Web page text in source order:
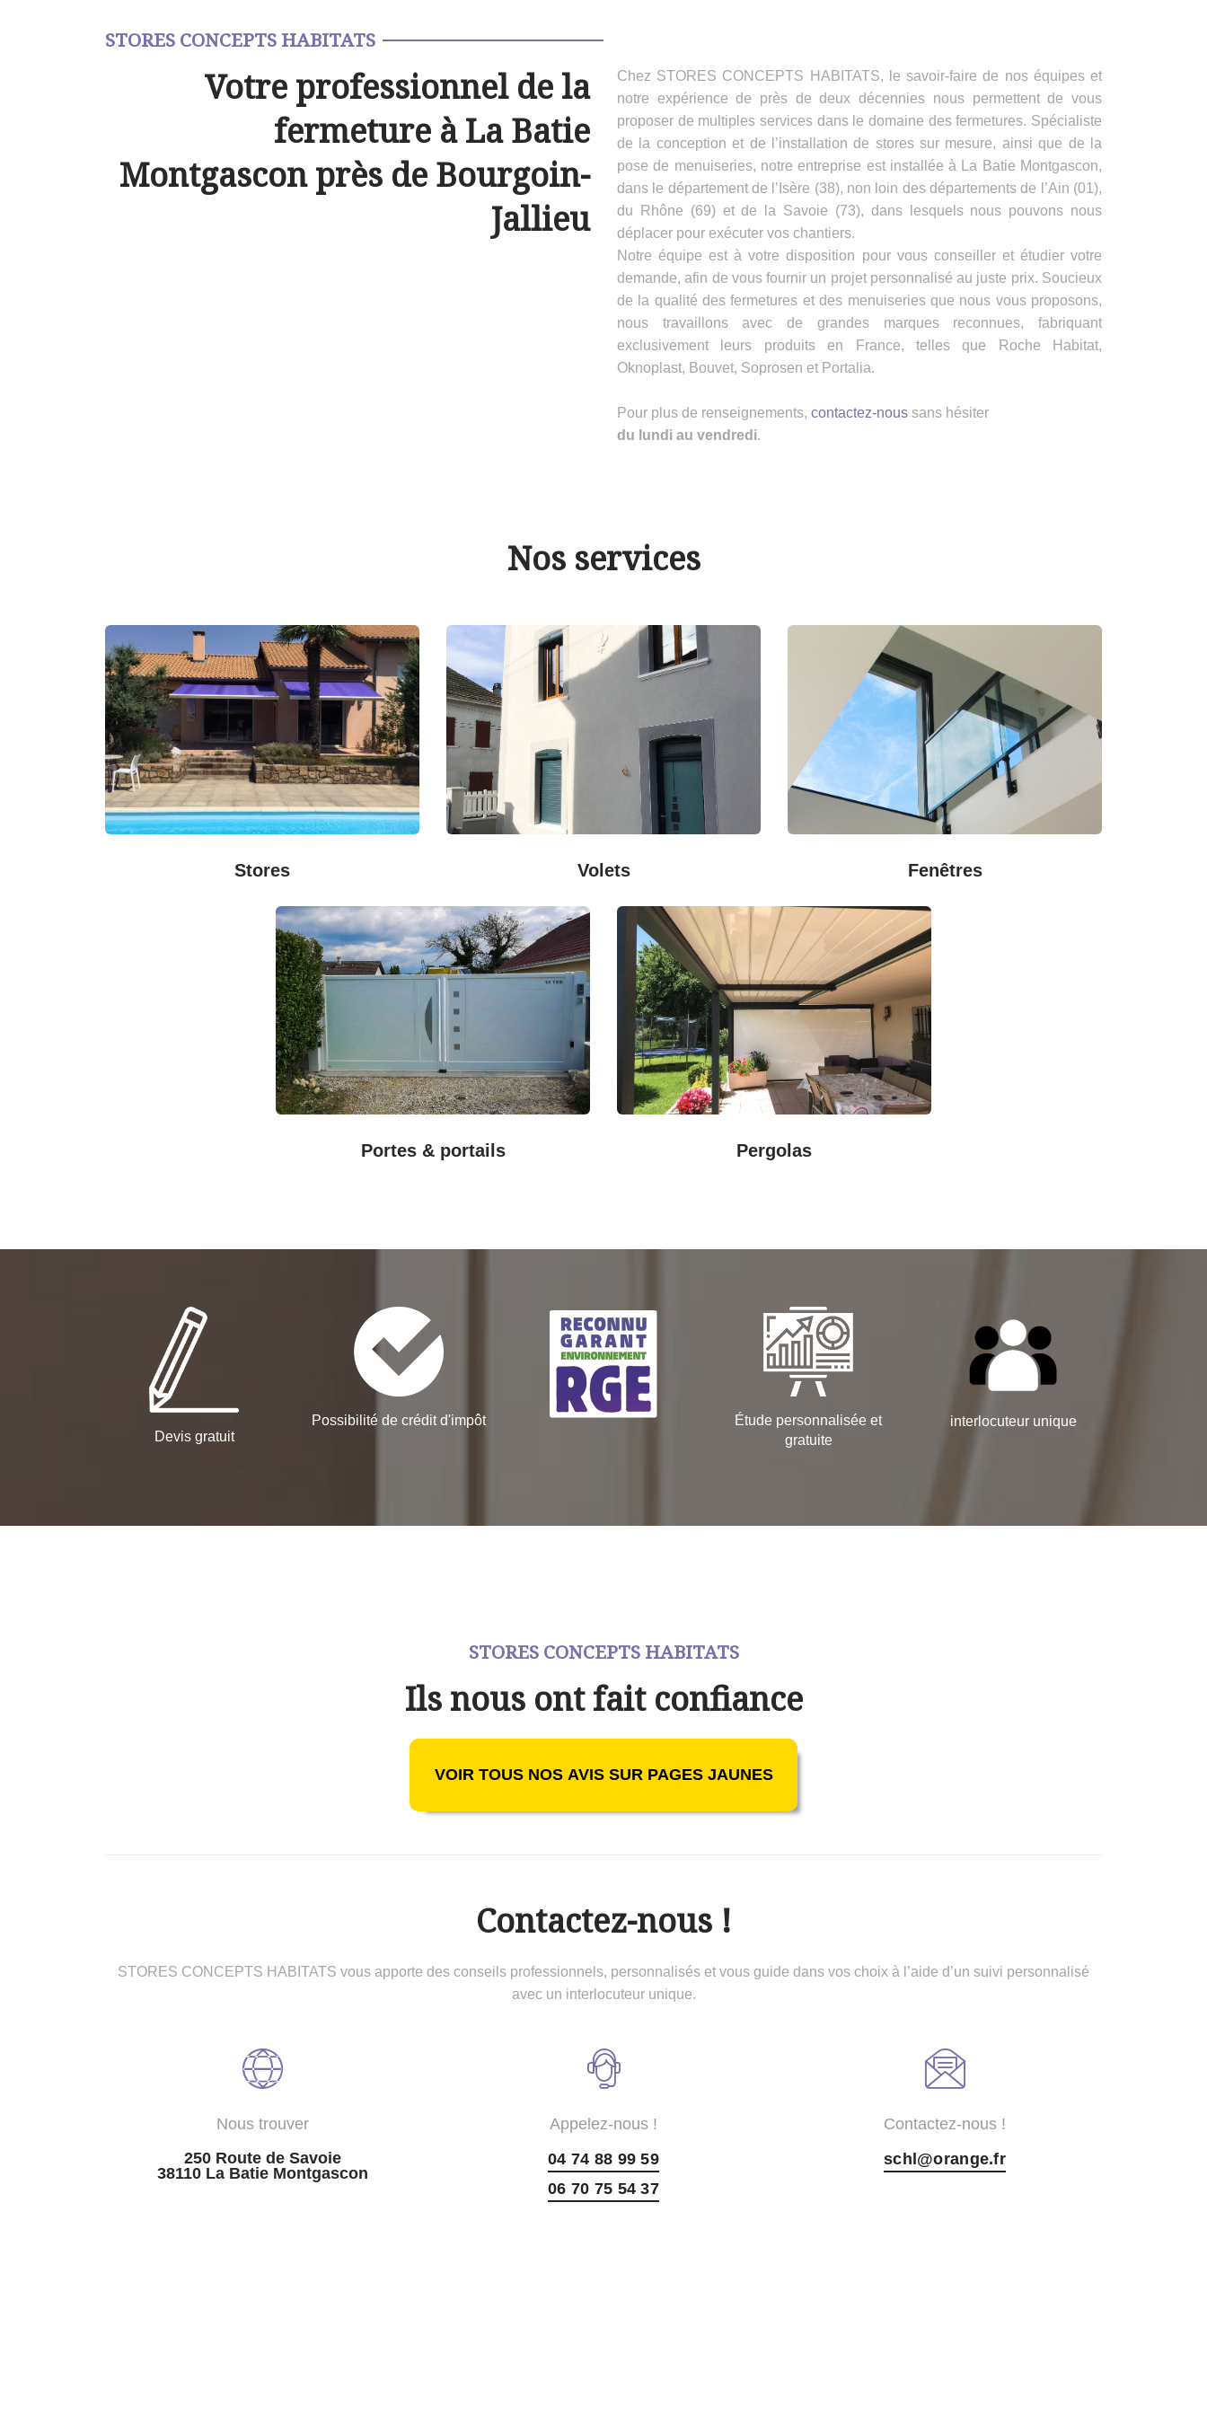
STORES CONCEPTS HABITATS
Votre professionnel de la
fermeture à La Batie
Montgascon près de Bourgoin-
Jallieu
Chez STORES CONCEPTS HABITATS, le savoir-faire de nos équipes et
notre expérience de près de deux décennies nous permettent de vous
proposer de multiples services dans le domaine des fermetures. Spécialiste
de la conception et de l’installation de stores sur mesure, ainsi que de la
pose de menuiseries, notre entreprise est installée à La Batie Montgascon,
dans le département de l’Isère (38), non loin des départements de l’Ain (01),
du Rhône (69) et de la Savoie (73), dans lesquels nous pouvons nous
déplacer pour exécuter vos chantiers.
Notre équipe est à votre disposition pour vous conseiller et étudier votre
demande, afin de vous fournir un projet personnalisé au juste prix. Soucieux
de la qualité des fermetures et des menuiseries que nous vous proposons,
nous travaillons avec de grandes marques reconnues, fabriquant
exclusivement leurs produits en France, telles que Roche Habitat,
Oknoplast, Bouvet, Soprosen et Portalia.
Pour plus de renseignements, contactez-nous sans hésiter
du lundi au vendredi.
Nos services
Stores Volets Fenêtres
Portes & portails Pergolas
Devis gratuit
Possibilité de crédit d'impôt
Étude personnalisée et
gratuite
interlocuteur unique
STORES CONCEPTS HABITATS
Ils nous ont fait confiance
VOIR TOUS NOS AVIS SUR PAGES JAUNES
Contactez-nous !
STORES CONCEPTS HABITATS vous apporte des conseils professionnels, personnalisés et vous guide dans vos choix à l’aide d’un suivi personnalisé
avec un interlocuteur unique.
Nous trouver
250 Route de Savoie
38110 La Batie Montgascon
Appelez-nous !
04 74 88 99 59
06 70 75 54 37
Contactez-nous !
schl@orange.fr